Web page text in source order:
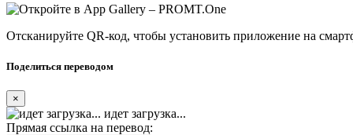
Отсканируйте QR-код, чтобы установить приложение на
Поделиться переводом
×
идет загрузка...
Прямая ссылка на перевод: